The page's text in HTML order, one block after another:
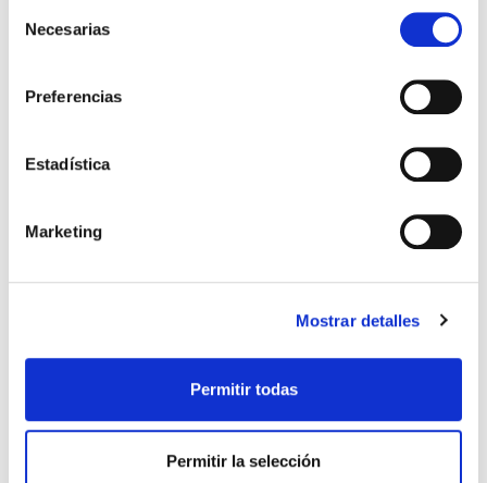
Necesarias
Preferencias
Estadística
Marketing
Mostrar detalles
Permitir todas
Permitir la selección